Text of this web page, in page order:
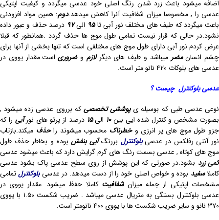
اضافه میشود باعث زرد شدن رنگ اصلی خود عدسی میگردد و کیفیت اپتیکی
عدسی را , مخصوصا میزان شفافیت آنرا کاهش میدهد.دوم: همین مواد افزودنی
باعث میگردد که طیف های مختلف نور آبی تا۹۵ الی۹۷ درصد حذف و عبور داده
نشود.در حالی که قرار نیست تمامی طول موج ها حذف گردد .همانطور که قبلا
عرض کردم نور آبی دارای طول موج های مختلفی است که تنها بخشی از آنها برای
چشم انسانمضر میباشد و طیف های دیگرلازم وضروری است.مقدار یووی در
عدسی های بلوکات ۴۲۰ نانو متر است.
عدسی بلوکنترل چیست ؟
نوعی عدسی طبی که بوسیله یپوششی تخصصی که برروی عدسی زده میشود ,
بصورت مشخص و کنترل شده ایی بین۱۰ الی۱۵ درصد از پرتو های نورآبی را که
جزو طول موج های پر انرزی وخطرناک محسوب میشوند راحذف میکند.بازتاب
نور آنتی رفلکس در عدسیبلوکنترل بررنگآبی بنفش بوده و بخاطر حذف طول
موج های کوتاه , عدسی بسمت رنگ های گرم گرایش دارد که باعث میشود عدسی
کمی زرد بشود.در صورتی که این پوشش از روی سطح عدسی پاک بشود عدسی
کاملاسفید بوده و خواص اصلی خود را از دست میدهد.در عدسیبلوکنترلتمامی
مشخصات اپتیکی از جمله میزانشفافیت کاملا حفظ میشود. مقدار یووی در
عدسی بلوکنترل بستگی به متریال عدسی میباشد . ضریب شکست ۱.۵۰ با یووی
۳۷۰ نانو و سایر ضریب شکست ها با یووی ۴۰۰ نانومتر است.